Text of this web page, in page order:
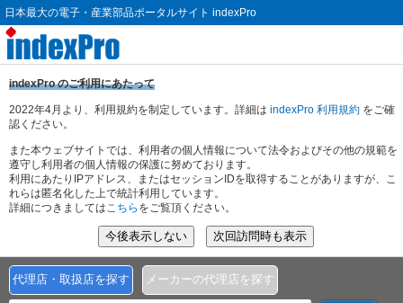
日本最大の電子・産業部品ポータルサイト indexPro
indexPro のご利用にあたって
2022年4月より、利用規約を制定しています。詳細は indexPro 利用規約 をご確
認ください。
また本ウェブサイトでは、利用者の個人情報について法令およびその他の規範を
遵守し利用者の個人情報の保護に努めております。
利用にあたりIPアドレス、またはセッションIDを取得することがありますが、こ
れらは匿名化した上で統計利用しています。
詳細につきましてはこちら をご覧頂ください。
代理店・取扱店を探す メーカーの代理店を探す